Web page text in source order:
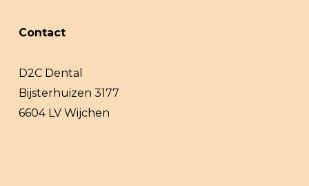
Contact
D2C Dental
Bijsterhuizen 3177
6604 LV Wijchen